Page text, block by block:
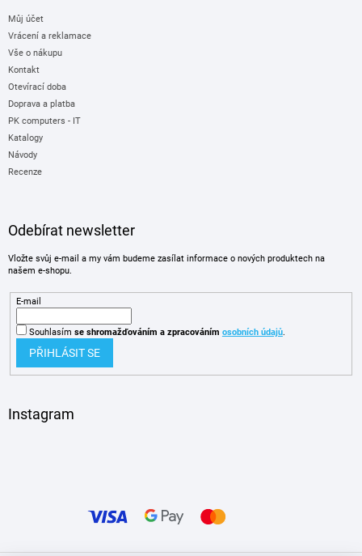
Můj účet
Vrácení a reklamace
Vše o nákupu
Kontakt
Otevírací doba
Doprava a platba
PK computers - IT
Katalogy
Návody
Recenze
Odebírat newsletter
Vložte svůj e-mail a my vám budeme zasílat informace o nových produktech na
našem e-shopu.
E-mail
Souhlasím se shromažďováním a zpracováním osobních údajů.
PŘIHLÁSIT SE
Instagram